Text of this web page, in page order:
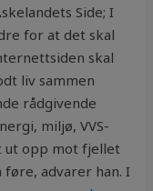
Side; I
for at det skal
skal
liv sammen
rådgivende
miljø, VVS-
ut opp mot fjellet
føre, advarer han. I